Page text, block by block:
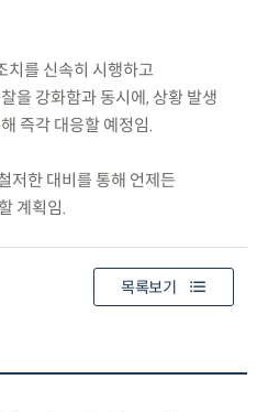
치를 신속히 시행하고
을 강화함과 동시에, 상황 발생
즉각 대응할 예정임.
저한 대비를 통해 언제든
계획임.
목록보기